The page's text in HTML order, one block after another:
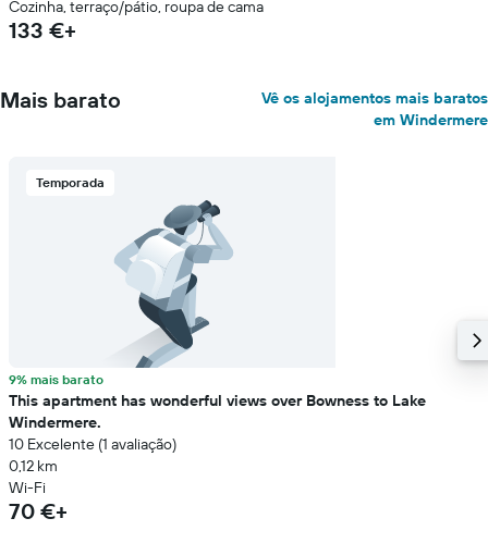
Cozinha, terraço/pátio, roupa de cama
133 €+
Mais barato
Vê os alojamentos mais baratos
em Windermere
Temporada
9% mais barato
This apartment has wonderful views over Bowness to Lake
Windermere.
10 Excelente (1 avaliação)
0,12 km
Wi-Fi
70 €+